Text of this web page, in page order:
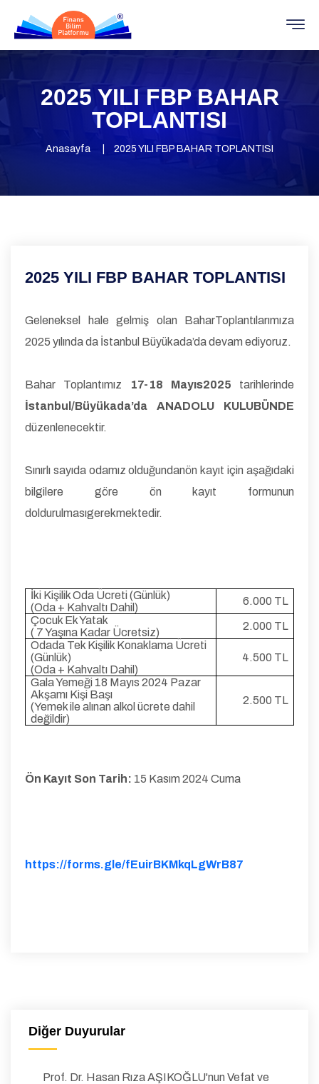
2025 YILI FBP BAHAR
TOPLANTISI
Anasayfa 2025 YILI FBP BAHAR TOPLANTISI
2025 YILI FBP BAHAR TOPLANTISI
Geleneksel hale gelmiş olan BaharToplantılarımıza
2025 yılında da İstanbul Büyükada’da devam ediyoruz.
Bahar Toplantımız 17-18 Mayıs2025 tarihlerinde
İstanbul/Büyükada’da ANADOLU KULUBÜNDE
düzenlenecektir.
Sınırlı sayıda odamız olduğundanön kayıt için aşağıdaki
bilgilere göre ön kayıt formunun
doldurulmasıgerekmektedir.
İki Kişilik Oda Ücreti (Günlük)
(Oda + Kahvaltı Dahil)
6.000 TL
Çocuk Ek Yatak
( 7 Yaşına Kadar Ücretsiz)
2.000 TL
Odada Tek Kişilik Konaklama Ücreti
(Günlük)
(Oda + Kahvaltı Dahil)
4.500 TL
Gala Yemeği 18 Mayıs 2024 Pazar
Akşamı Kişi Başı
(Yemek ile alınan alkol ücrete dahil
değildir)
2.500 TL
Ön Kayıt Son Tarih: 15 Kasım 2024 Cuma
https://forms.gle/fEuirBKMkqLgWrB87
Diğer Duyurular
Prof. Dr. Hasan Rıza AŞIKOĞLU'nun Vefat ve